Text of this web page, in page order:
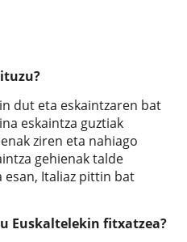
dut eta eskaintzaren bat
eskaintza guztiak
ziren eta nahiago
gehienak talde
esan, Italiaz pittin bat
Euskaltelekin fitxatzea?